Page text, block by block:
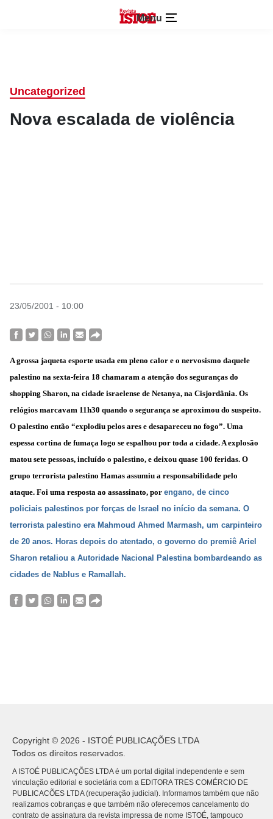
Menu
Uncategorized
Nova escalada de violência
23/05/2001 - 10:00
A grossa jaqueta esporte usada em pleno calor e o nervosismo daquele
palestino na sexta-feira 18 chamaram a atenção dos seguranças do
shopping Sharon, na cidade israelense de Netanya, na Cisjordânia. Os
relógios marcavam 11h30 quando o segurança se aproximou do suspeito.
O palestino então “explodiu pelos ares e desapareceu no fogo”. Uma
espessa cortina de fumaça logo se espalhou por toda a cidade. A explosão
matou sete pessoas, incluído o palestino, e deixou quase 100 feridas. O
grupo terrorista palestino Hamas assumiu a responsabilidade pelo
ataque. Foi uma resposta ao assassinato, por engano, de cinco
policiais palestinos por forças de Israel no início da semana. O
terrorista palestino era Mahmoud Ahmed Marmash, um carpinteiro
de 20 anos. Horas depois do atentado, o governo do premiê Ariel
Sharon retaliou a Autoridade Nacional Palestina bombardeando as
cidades de Nablus e Ramallah.
Copyright © 2026 - ISTOÉ PUBLICAÇÕES LTDA
Todos os direitos reservados.
A ISTOÉ PUBLICAÇÕES LTDA é um portal digital independente e sem
vinculação editorial e societária com a EDITORA TRES COMÉRCIO DE
PUBLICACÕES LTDA (recuperação judicial). Informamos também que não
realizamos cobranças e que também não oferecemos cancelamento do
contrato de assinatura da revista impressa de nome ISTOÉ, tampouco